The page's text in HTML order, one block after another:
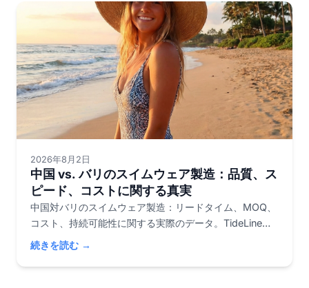
2026年8月2日
中国 vs. バリのスイムウェア製造：品質、ス
ピード、コストに関する真実
中国対バリのスイムウェア製造：リードタイム、MOQ、
コスト、持続可能性に関する実際のデータ。TideLine
Swimwearがブランド創業者に真実を明かします。
続きを読む →